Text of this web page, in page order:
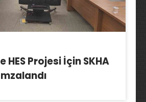
HES Projesi İçin SKHA